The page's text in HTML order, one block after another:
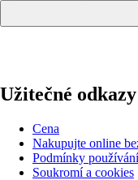
Užitečné odkazy
Cena
Nakupujte online
Podmínky používání
Soukromí a cookies